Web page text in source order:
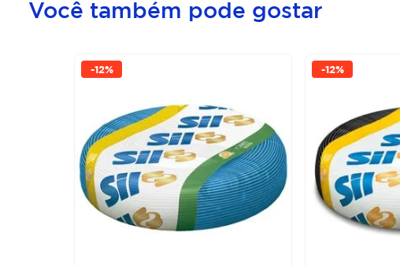
Você também pode gostar
-12% -12%